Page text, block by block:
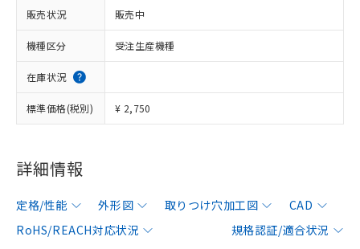
販売状況 販売中
機種区分 受注生産機種
在庫状況
標準価格(税別) ¥ 2,750
詳細情報
定格/性能 外形図 取りつけ穴加工図
CAD
RoHS/REACH対応状況
規格認証/適合状況